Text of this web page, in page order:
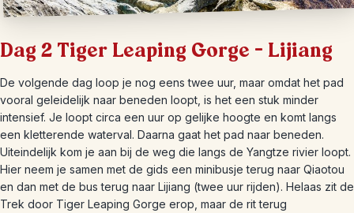
Dag 2 Tiger Leaping Gorge – Lijiang
De volgende dag loop je nog eens twee uur, maar omdat het pad
vooral geleidelijk naar beneden loopt, is het een stuk minder
intensief. Je loopt circa een uur op gelijke hoogte en komt langs
een kletterende waterval. Daarna gaat het pad naar beneden.
Uiteindelijk kom je aan bij de weg die langs de Yangtze rivier loopt.
Hier neem je samen met de gids een minibusje terug naar Qiaotou
en dan met de bus terug naar Lijiang (twee uur rijden). Helaas zit de
Trek door Tiger Leaping Gorge erop, maar de rit terug